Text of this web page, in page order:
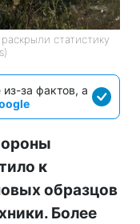
статистику
за фактов, а
к
образцов
Более